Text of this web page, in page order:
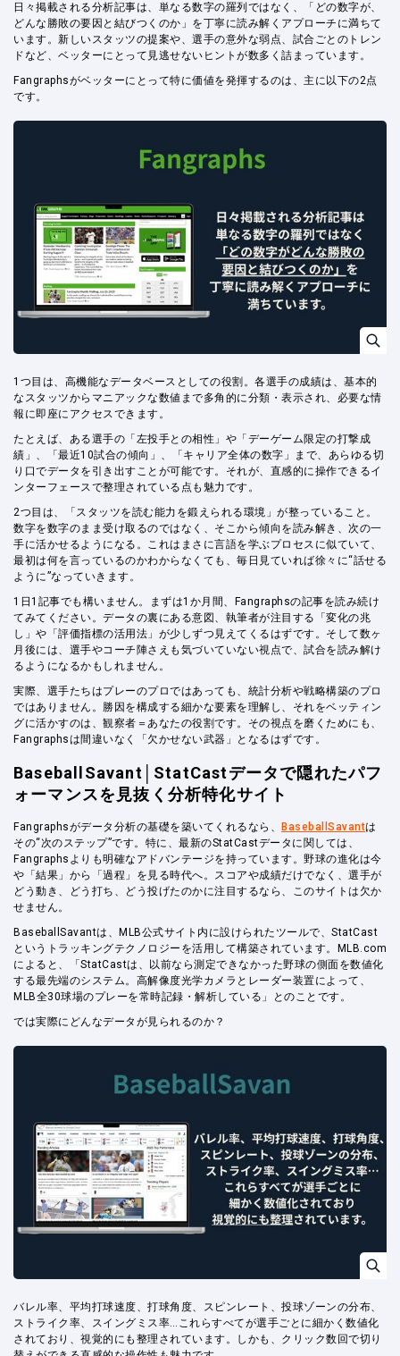
日々掲載される分析記事は、単なる数字の羅列ではなく、「どの数字が、
どんな勝敗の要因と結びつくのか」を丁寧に読み解くアプローチに満ちて
います。新しいスタッツの提案や、選手の意外な弱点、試合ごとのトレン
ドなど、ベッターにとって見逃せないヒントが数多く詰まっています。
Fangraphsがベッターにとって特に価値を発揮するのは、主に以下の2点
です。
1つ目は、高機能なデータベースとしての役割。各選手の成績は、基本的
なスタッツからマニアックな数値まで多角的に分類・表示され、必要な情
報に即座にアクセスできます。
たとえば、ある選手の「左投手との相性」や「デーゲーム限定の打撃成
績」、「最近10試合の傾向」、「キャリア全体の数字」まで、あらゆる切
り口でデータを引き出すことが可能です。それが、直感的に操作できるイ
ンターフェースで整理されている点も魅力です。
2つ目は、「スタッツを読む能力を鍛えられる環境」が整っていること。
数字を数字のまま受け取るのではなく、そこから傾向を読み解き、次の一
手に活かせるようになる。これはまさに言語を学ぶプロセスに似ていて、
最初は何を言っているのかわからなくても、毎日見ていれば徐々に“話せる
ように”なっていきます。
1日1記事でも構いません。まずは1か月間、Fangraphsの記事を読み続け
てみてください。データの裏にある意図、執筆者が注目する「変化の兆
し」や「評価指標の活用法」が少しずつ見えてくるはずです。そして数ヶ
月後には、選手やコーチ陣さえも気づいていない視点で、試合を読み解け
るようになるかもしれません。
実際、選手たちはプレーのプロではあっても、統計分析や戦略構築のプロ
ではありません。勝因を構成する細かな要素を理解し、それをベッティン
グに活かすのは、観察者＝あなたの役割です。その視点を磨くためにも、
Fangraphsは間違いなく「欠かせない武器」となるはずです。
BaseballSavant│StatCastデータで隠れたパフ
ォーマンスを見抜く分析特化サイト
Fangraphsがデータ分析の基礎を築いてくれるなら、 BaseballSavantは
その“次のステップ”です。特に、最新のStatCastデータに関しては、
Fangraphsよりも明確なアドバンテージを持っています。野球の進化は今
や「結果」から「過程」を見る時代へ。スコアや成績だけでなく、選手が
どう動き、どう打ち、どう投げたのかに注目するなら、このサイトは欠か
せません。
BaseballSavantは、MLB公式サイト内に設けられたツールで、StatCast
というトラッキングテクノロジーを活用して構築されています。MLB.com
によると、「StatCastは、以前なら測定できなかった野球の側面を数値化
する最先端のシステム。高解像度光学カメラとレーダー装置によって、
MLB全30球場のプレーを常時記録・解析している」とのことです。
では実際にどんなデータが見られるのか？
バレル率、平均打球速度、打球角度、スピンレート、投球ゾーンの分布、
ストライク率、スイングミス率…これらすべてが選手ごとに細かく数値化
されており、視覚的にも整理されています。しかも、クリック数回で切り